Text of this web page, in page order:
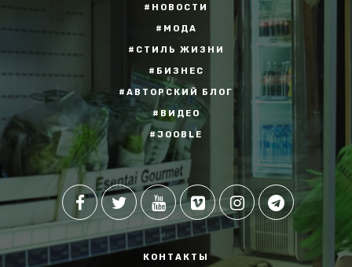
#НОВОСТИ
#МОДА
#СТИЛЬ ЖИЗНИ
#БИЗНЕС
#АВТОРСКИЙ БЛОГ
#ВИДЕО
#JOOBLE
КОНТАКТЫ